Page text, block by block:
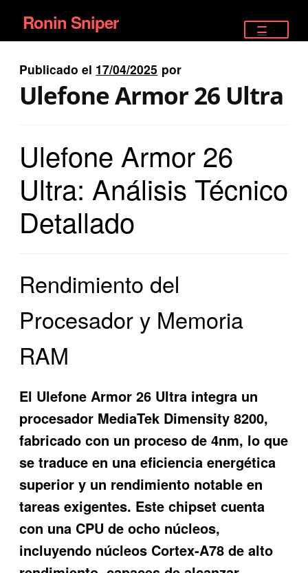
Ir
a
la
navegación
Ir
al
contenido
Ronin Sniper
EQUIPAMIENTO ÉLITE
RIFLES DEPORTIVOS
SATELITALES
Publicado el 17/04/2025 por
Ulefone Armor 26 Ultra
Ulefone Armor 26
Ultra: Análisis Técnico
Detallado
Rendimiento del
Procesador y Memoria
RAM
El Ulefone Armor 26 Ultra integra un
procesador MediaTek Dimensity 8200,
fabricado con un proceso de 4nm, lo que
se traduce en una eficiencia energética
superior y un rendimiento notable en
tareas exigentes. Este chipset cuenta
con una CPU de ocho núcleos,
incluyendo núcleos Cortex-A78 de alto